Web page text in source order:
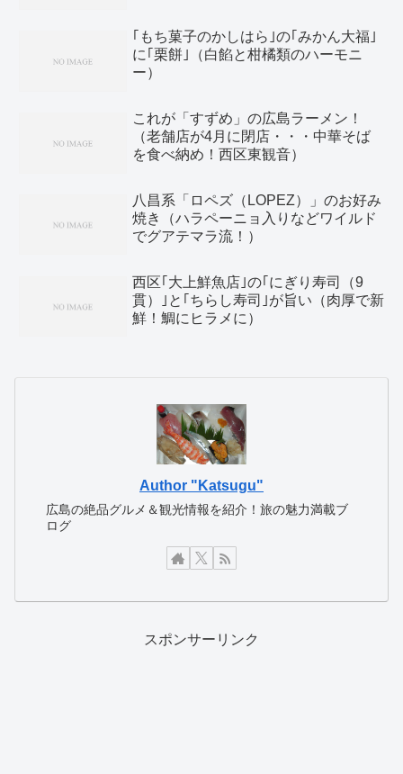
｢もち菓子のかしはら｣の｢みかん大福｣
に｢栗餅｣（白餡と柑橘類のハーモニ
ー）
これが「すずめ」の広島ラーメン！
（老舗店が4月に閉店・・・中華そば
を食べ納め！西区東観音）
八昌系「ロペズ（LOPEZ）」のお好み
焼き（ハラペーニョ入りなどワイルド
でグアテマラ流！）
西区｢大上鮮魚店｣の｢にぎり寿司（9
貫）｣と｢ちらし寿司｣が旨い（肉厚で新
鮮！鯛にヒラメに）
Author "Katsugu"
広島の絶品グルメ＆観光情報を紹介！旅の魅力満載ブ
ログ
スポンサーリンク